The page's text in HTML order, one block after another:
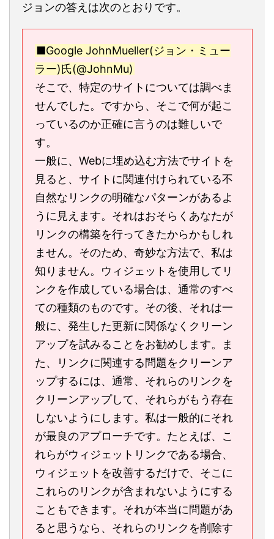
ジョンの答えは次のとおりです。
■Google JohnMueller(ジョン・ミュー
ラー)氏(@JohnMu)
そこで、特定のサイトについては調べま
せんでした。ですから、そこで何が起こ
っているのか正確に言うのは難しいで
す。
一般に、Webに埋め込む方法でサイトを
見ると、サイトに関連付けられている不
自然なリンクの明確なパターンがあるよ
うに見えます。それはおそらくあなたが
リンクの構築を行ってきたからかもしれ
ません。そのため、奇妙な方法で、私は
知りません。ウィジェットを使用してリ
ンクを作成している場合は、通常のすべ
ての種類のものです。その後、それは一
般に、発生した更新に関係なくクリーン
アップを試みることをお勧めします。ま
た、リンクに関連する問題をクリーンア
ップするには、通常、それらのリンクを
クリーンアップして、それらがもう存在
しないようにします。私は一般的にそれ
が最良のアプローチです。たとえば、こ
れらがウィジェットリンクである場合、
ウィジェットを改善するだけで、そこに
これらのリンクが含まれないようにする
こともできます。それが本当に問題があ
ると思うなら、それらのリンクを削除す